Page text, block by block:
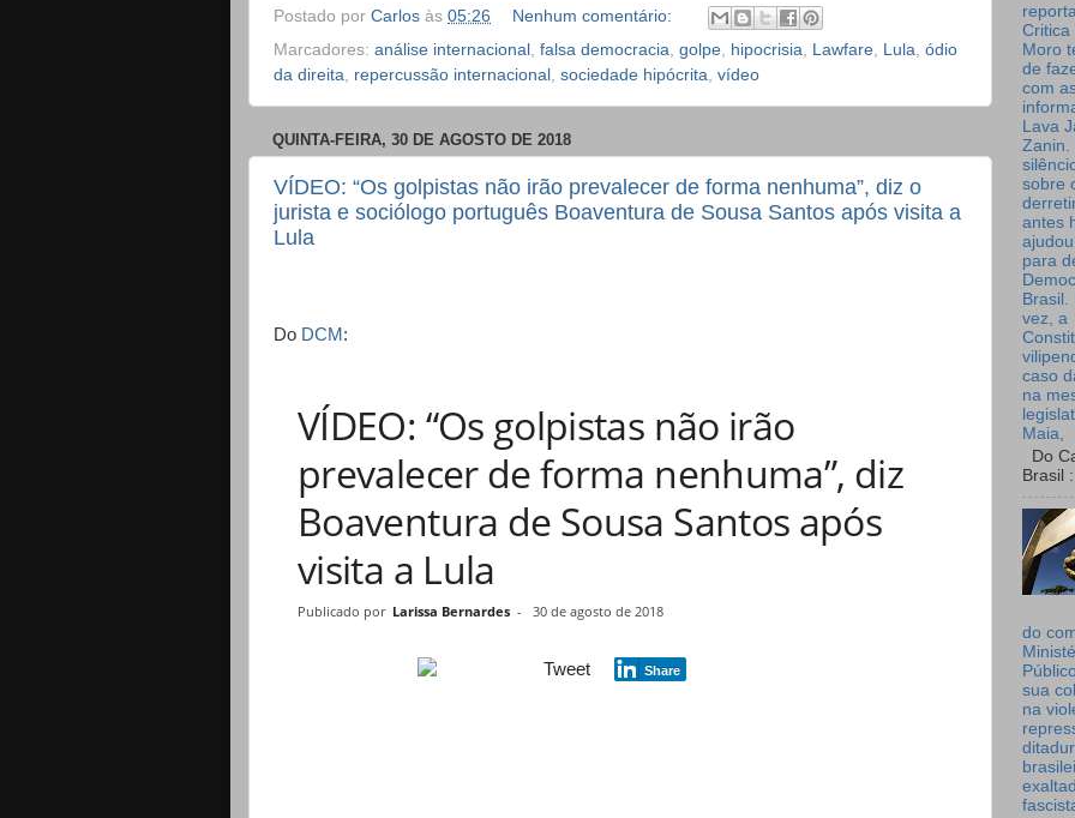
Postado por Carlos às 05:26
Nenhum comentário:
Marcadores: análise internacional falsa democracia golpe hipocrisia Lawfare Lula ódio
da direita
repercussão internacional sociedade hipócrita vídeo
QUINTA-FEIRA, 30 DE AGOSTO DE 2018
VÍDEO: “Os golpistas não irão prevalecer de forma nenhuma”, diz o
jurista e sociólogo português Boaventura de Sousa Santos após visita a
Lula
Do DCM :
VÍDEO: “Os golpistas não irão
prevalecer de forma nenhuma”, diz
Boaventura de Sousa Santos após
visita a Lula
Publicado por Larissa Bernardes - 30 de agosto de 2018
Tweet Share
Critica
Moro
de
com
Lava
Zanin.
sobre
antes
para
Brasil.
vez, a
caso
na
Maia,
Do
Brasil :
do
sua
na